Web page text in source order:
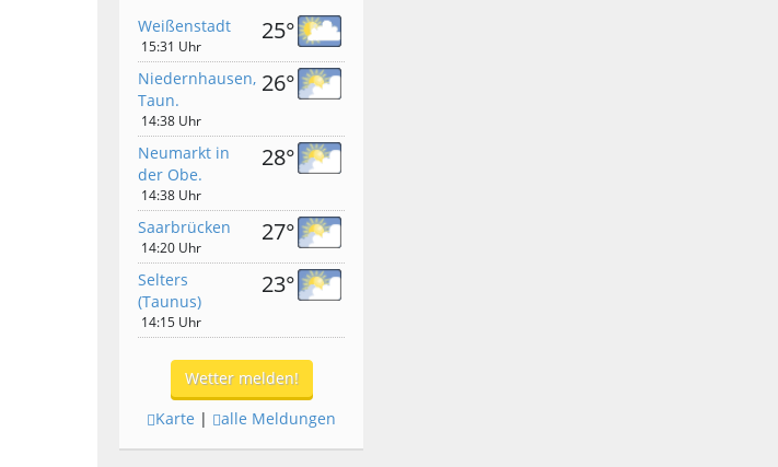
Weißenstadt
15:31 Uhr
25°
Niedernhausen,
Taun.
14:38 Uhr
26°
Neumarkt in
der Obe.
14:38 Uhr
28°
Saarbrücken
14:20 Uhr
27°
Selters
(Taunus)
14:15 Uhr
23°
Wetter melden!
Karte | alle Meldungen